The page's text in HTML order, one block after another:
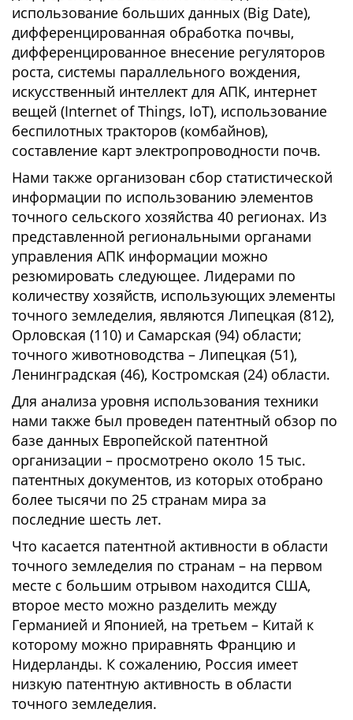
использование больших данных (Big Date),
дифференцированная обработка почвы,
дифференцированное внесение регуляторов
роста, системы параллельного вождения,
искусственный интеллект для АПК, интернет
вещей (Internet of Things, IoT), использование
беспилотных тракторов (комбайнов),
составление карт электропроводности почв.
Нами также организован сбор статистической
информации по использованию элементов
точного сельского хозяйства 40 регионах. Из
представленной региональными органами
управления АПК информации можно
резюмировать следующее. Лидерами по
количеству хозяйств, использующих элементы
точного земледелия, являются Липецкая (812),
Орловская (110) и Самарская (94) области;
точного животноводства – Липецкая (51),
Ленинградская (46), Костромская (24) области.
Для анализа уровня использования техники
нами также был проведен патентный обзор по
базе данных Европейской патентной
организации – просмотрено около 15 тыс.
патентных документов, из которых отобрано
более тысячи по 25 странам мира за
последние шесть лет.
Что касается патентной активности в области
точного земледелия по странам – на первом
месте с большим отрывом находится США,
второе место можно разделить между
Германией и Японией, на третьем – Китай к
которому можно приравнять Францию и
Нидерланды. К сожалению, Россия имеет
низкую патентную активность в области
точного земледелия.